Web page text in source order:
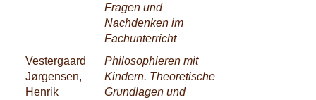
Fragen und
Nachdenken im
Fachunterricht
Vestergaard
Jørgensen,
Henrik
Philosophieren mit
Kindern. Theoretische
Grundlagen und